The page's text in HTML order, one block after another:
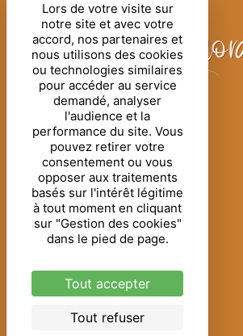
Lors de votre visite sur
notre site et avec votre
accord, nos partenaires et
nous utilisons des cookies
ou technologies similaires
pour accéder au service
demandé, analyser
l'audience et la
performance du site. Vous
pouvez retirer votre
consentement ou vous
opposer aux traitements
basés sur l'intérêt légitime
à tout moment en cliquant
sur "Gestion des cookies"
dans le pied de page.
Tout accepter
Tout refuser